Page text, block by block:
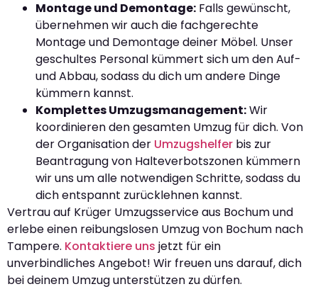
Montage und Demontage: Falls gewünscht,
übernehmen wir auch die fachgerechte
Montage und Demontage deiner Möbel. Unser
geschultes Personal kümmert sich um den Auf-
und Abbau, sodass du dich um andere Dinge
kümmern kannst.
Komplettes Umzugsmanagement:Wir
koordinieren den gesamten Umzug für dich. Von
der Organisation der Umzugshelfer bis zur
Beantragung von Halteverbotszonen kümmern
wir uns um alle notwendigen Schritte, sodass du
dich entspannt zurücklehnen kannst.
Vertrau auf Krüger Umzugsservice aus Bochum und
erlebe einen reibungslosen Umzug von Bochum nach
Tampere. Kontaktiere uns jetzt für ein
unverbindliches Angebot! Wir freuen uns darauf, dich
bei deinem Umzug unterstützen zu dürfen.